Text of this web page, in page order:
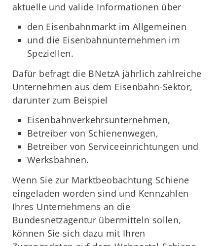
aktuelle und valide Informationen über
den Eisenbahnmarkt im Allgemeinen
und die Eisenbahnunternehmen im
Speziellen.
Dafür befragt die BNetzA jährlich zahlreiche
Unternehmen aus dem Eisenbahn-Sektor,
darunter zum Beispiel
Eisenbahnverkehrsunternehmen,
Betreiber von Schienenwegen,
Betreiber von Serviceeinrichtungen und
Werksbahnen.
Wenn Sie zur Marktbeobachtung Schiene
eingeladen worden sind und Kennzahlen
Ihres Unternehmens an die
Bundesnetzagentur übermitteln sollen,
können Sie sich dazu mit Ihren